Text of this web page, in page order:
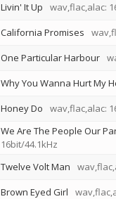
Livin' It Up wav,flac,alac:
California Promises
One Particular Harbour
Why You Wanna Hurt My
Honey Do wav,flac,alac:
We Are The People Our
16bit/44.1kHz
Twelve Volt Man
Brown Eyed Girl